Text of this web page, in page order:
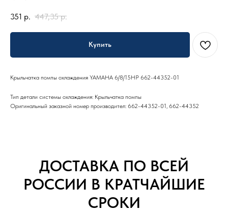
351 р. 447,35 р.
Купить
Крыльчатка помпы охлаждения YAMAHA 6/8/15HP 662-44352-01
Тип детали системы охлаждения: Крыльчатка помпы
Оригинальный заказной номер производител: 662-44352-01, 662-44352
ДОСТАВКА ПО ВСЕЙ
РОССИИ В КРАТЧАЙШИЕ
СРОКИ